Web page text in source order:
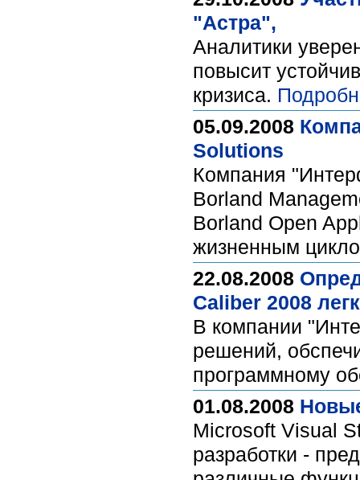
"Астра",
Аналитики
повысит
кризиса.
05.09.2008
Solutions
Компания
Borland
Borland Open
жизненным
22.08.2008
Caliber 2008
В компании
решений,
программному
01.08.2008
Microsoft Visual
разработки -